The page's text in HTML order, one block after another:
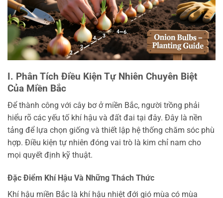
I. Phân Tích Điều Kiện Tự Nhiên Chuyên Biệt
Của Miền Bắc
Để thành công với cây bơ ở miền Bắc, người trồng phải
hiểu rõ các yếu tố khí hậu và đất đai tại đây. Đây là nền
tảng để lựa chọn giống và thiết lập hệ thống chăm sóc phù
hợp. Điều kiện tự nhiên đóng vai trò là kim chỉ nam cho
mọi quyết định kỹ thuật.
Đặc Điểm Khí Hậu Và Những Thách Thức
Khí hậu miền Bắc là khí hậu nhiệt đới gió mùa có mùa